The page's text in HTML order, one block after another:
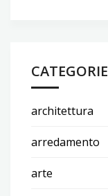
CATEGORIE
architettura
arredamento
arte